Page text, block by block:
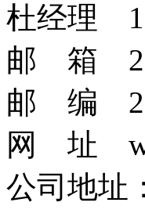
杜经理
邮 箱
邮 编
网 址
公司地址